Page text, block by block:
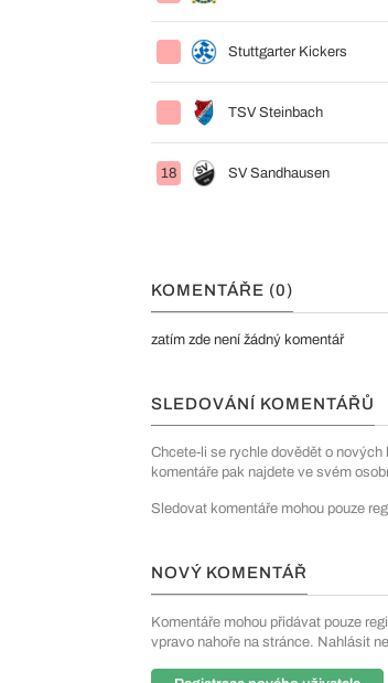
Stuttgarter Kickers
TSV Steinbach
18 SV Sandhausen
KOMENTÁŘE (0)
zatím zde není žádný komentář
SLEDOVÁNÍ KOMENTÁŘŮ
Chcete-li se rychle dovědět o
komentáře pak najdete ve svém
Sledovat komentáře mohou pouze
NOVÝ KOMENTÁŘ
Komentáře mohou přidávat pouze
vpravo nahoře na stránce. Nahlásit